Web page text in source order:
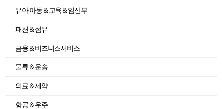
유아·아동＆교육＆임산부
패션＆섬유
금융＆비즈니스서비스
물류＆운송
의료＆제약
항공＆우주